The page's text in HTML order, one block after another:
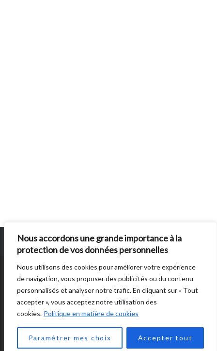
Nous accordons une grande importance à la
protection de vos données personnelles
Nous utilisons des cookies pour améliorer votre expérience
de navigation, vous proposer des publicités ou du contenu
personnalisés et analyser notre trafic. En cliquant sur « Tout
accepter », vous acceptez notre utilisation des
cookies. Politique en matière de cookies
Paramétrer mes choix Accepter tout
SUN BURNS OUT EST UN SITE ÉDITE PAR AUTRES DIRECTIONS . © 2014 -
2026 -
POLITIQUE DE CONFIDENTIALITÉ
BACK TO TOP